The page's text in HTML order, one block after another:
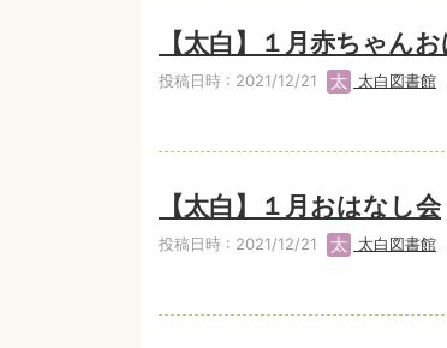
【太白】１月赤ちゃん
投稿日時 : 2021/12/21 太白図書館
【太白】１月おはなし会
投稿日時 : 2021/12/21 太白図書館